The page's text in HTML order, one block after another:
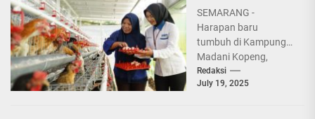
SEMARANG -
Harapan baru
tumbuh di Kampung
Madani Kopeng,
Kecamatan Getasan,
Kabupaten
Redaksi
July 19, 2025